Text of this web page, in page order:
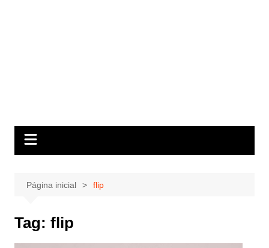
Página inicial flip
Tag: flip